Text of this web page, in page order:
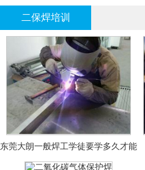
二保焊培训
东莞大朗一般焊工学徒要学多久才能
拿证？